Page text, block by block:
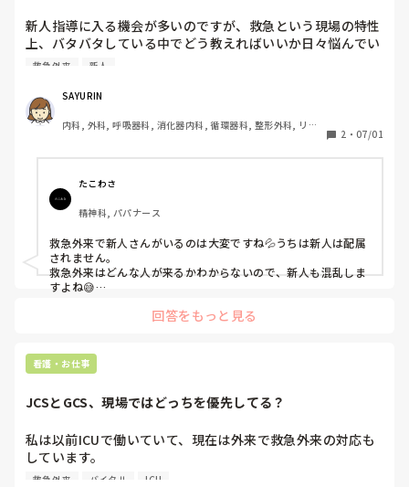
新人指導に入る機会が多いのですが、救急という現場の特性
上、バタバタしている中でどう教えればいいか日々悩んでい
ます。
かったり、どこまで任せていいかの見極めが難しかったり
と、プレッシャーやストレスを感じることも多いです。
「慌ただしい現場でもこれだけは意識している」「振り返り
での新人指導のコツや、皆さんが実践している工夫があれば
救急外来 新人
SAYURIN
内科, 外科, 呼吸器科, 消化器内科, 循環器科, 整形外科, リー
2 ・ 07/01
たこわさ
精神科, パパナース
救急外来で新人さんがいるのは大変ですね💦うちは新人は配属
されません。
救急外来はどんな人が来るかわからないので、新人も混乱しま
すよね😅
かは、だんだんわかって来ると思うので、あとは「何か変だ」
と思ったら、直ぐに先輩に相談できる環境を作っておくのも重
回答をもっと見る
看護・お仕事
JCSとGCS、現場ではどっちを優先してる？
私は以前ICUで働いていて、現在は外来で救急外来の対応も
しています。
救急外来での意識レベルの確認などはして当然だと思ってい
救急外来 バイタル ICU